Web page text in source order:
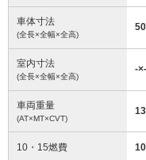
車体寸法
(全長×全幅×全高)
室内寸法
(全長×全幅×全高)
-×-
車両重量
(AT×MT×CVT)
10・15燃費